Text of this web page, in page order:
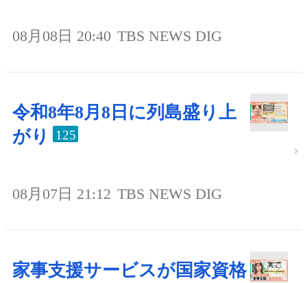
08月08日 20:40 TBS NEWS DIG
令和8年8月8日に列島盛り上
がり
125
08月07日 21:12 TBS NEWS DIG
家事支援サービスが国家資格